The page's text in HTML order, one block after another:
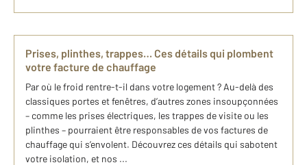
Prises, plinthes, trappes… Ces détails qui plombent
votre facture de chauffage
Par où le froid rentre-t-il dans votre logement ? Au-delà des
classiques portes et fenêtres, d’autres zones insoupçonnées
– comme les prises électriques, les trappes de visite ou les
plinthes – pourraient être responsables de vos factures de
chauffage qui s’envolent. Découvrez ces détails qui sabotent
votre isolation, et nos ...